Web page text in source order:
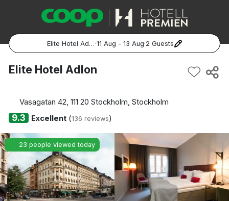
Elite Hotel Adlon ·11 Aug - 13 Aug·2 Guests
Popular Destinations:
Göteborg
Malmö
Hela Norge
Elite Hotel Adlon
Vasagatan 42, 111 20 Stockholm, Stockholm
9.3 Excellent(136 reviews)
23 people viewed today